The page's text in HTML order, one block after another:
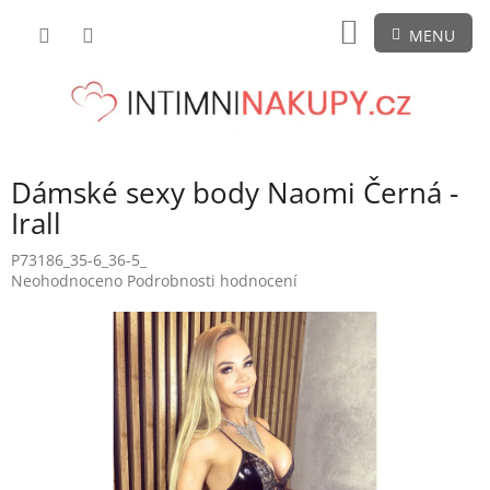
NÁKUPNÍ
KOŠÍK
Dámské sexy body Naomi Černá -
Irall
P73186_35-6_36-5_
Průměrné
Neohodnoceno Podrobnosti hodnocení